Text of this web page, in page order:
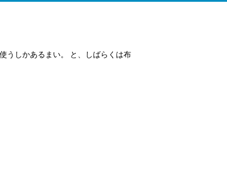
うしかあるまい。 と、しばらくは布